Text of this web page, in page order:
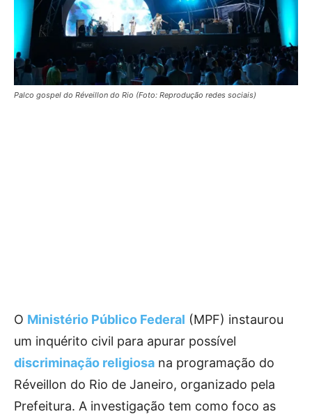
Palco gospel do Réveillon do Rio (Foto: Reprodução redes sociais)
O Ministério Público Federal (MPF) instaurou
um inquérito civil para apurar possível
discriminação religiosa na programação do
Réveillon do Rio de Janeiro, organizado pela
Prefeitura. A investigação tem como foco as